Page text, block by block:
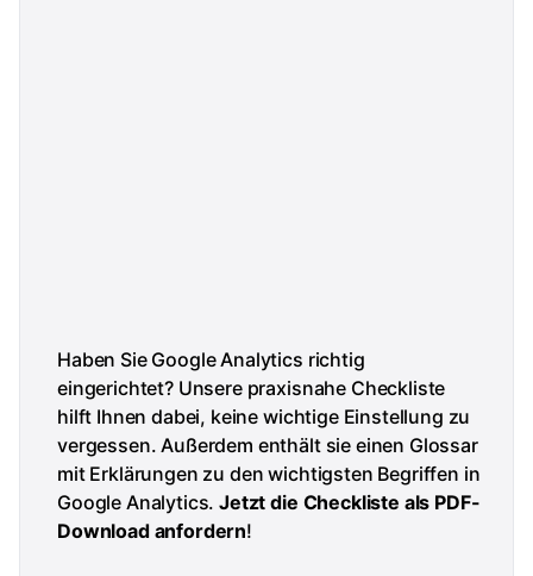
Haben Sie Google Analytics richtig
eingerichtet? Unsere praxisnahe Checkliste
hilft Ihnen dabei, keine wichtige Einstellung zu
vergessen. Außerdem enthält sie einen Glossar
mit Erklärungen zu den wichtigsten Begriffen in
Google Analytics.Jetzt die Checkliste als PDF-
Download anfordern!